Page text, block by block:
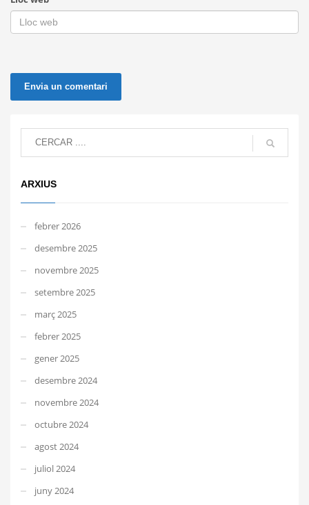
ARXIUS
febrer 2026
desembre 2025
novembre 2025
setembre 2025
març 2025
febrer 2025
gener 2025
desembre 2024
novembre 2024
octubre 2024
agost 2024
juliol 2024
juny 2024